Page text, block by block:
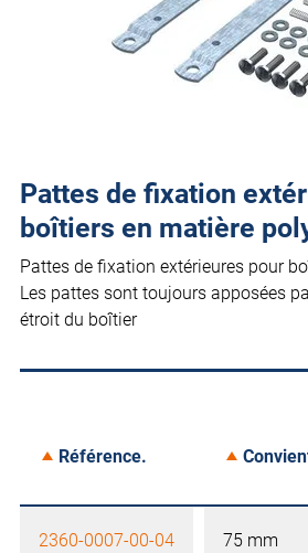
Pattes de fixation
boîtiers en matière
Pattes de fixation extérieures pour
Les pattes sont toujours apposées
étroit du boîtier
Référence.
2360-0007-00-04 75 mm